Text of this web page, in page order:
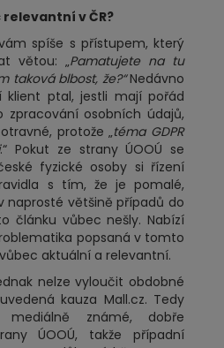
v ČR?
spíše s přístupem, který
větou: „Pamatujete na tu
taková blbost, že?“Nedávno
ptal, jestli mají pořád
osobních údajů,
protože „téma GDPR
.“ Pokut ze strany ÚOOÚ se
fyzické osoby si řízení
s tím, že je pomalé,
naprosté většině případů do
článku vůbec nešly. Nabízí
popsaná v tomto
aktuální a relevantní.
nelze vyloučit obdobné
kauza Mall.cz. Tedy
známé, dobře
ÚOOÚ, takže případní